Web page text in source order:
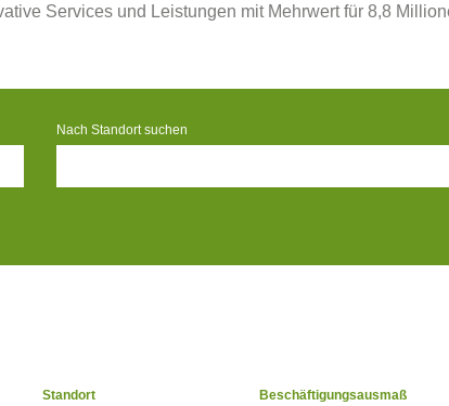
Services und Leistungen mit Mehrwert für 8,8
Nach Standort suchen
Standort Beschäftigungsausmaß